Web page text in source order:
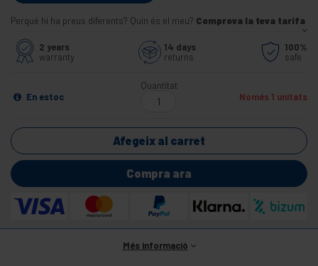
Perquè hi ha preus diferents? Quin és el meu? Comprova la teva tarifa
2 years
warranty
14 days
returns
100%
safe
En estoc
Quantitat
Només 1 unitats
Afegeix al carret
Compra ara
Més informació